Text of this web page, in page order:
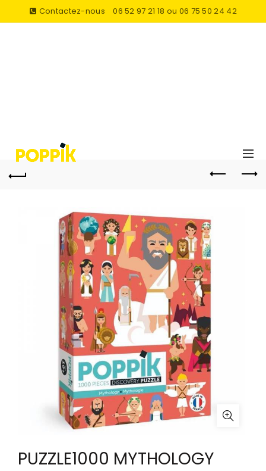
Contactez-nous 06 52 97 21 18 ou 06 75 50 24 42
PUZZLE1000 MYTHOLOGY